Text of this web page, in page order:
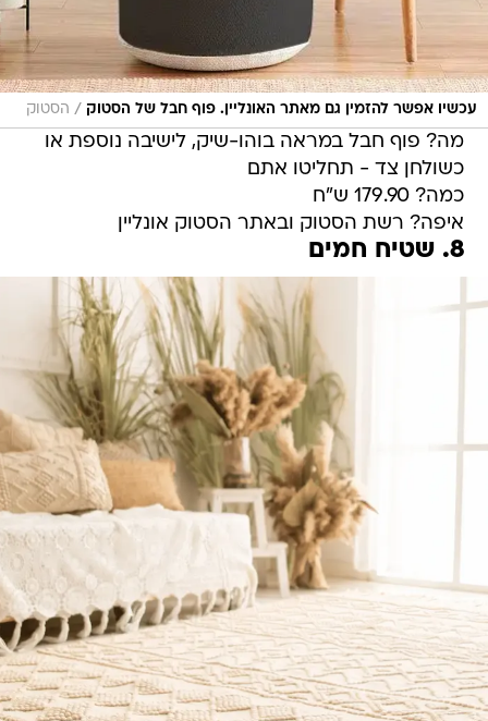
עכשיו אפשר להזמין גם מאתר האונליין. פוף חבל של הסטוק / הסטוק
מה? פוף חבל במראה בוהו-שיק, לישיבה נוספת או
כשולחן צד - תחליטו אתם
כמה? 179.90 ש"ח
איפה? רשת הסטוק ובאתר הסטוק אונליין
8. שטיח חמים